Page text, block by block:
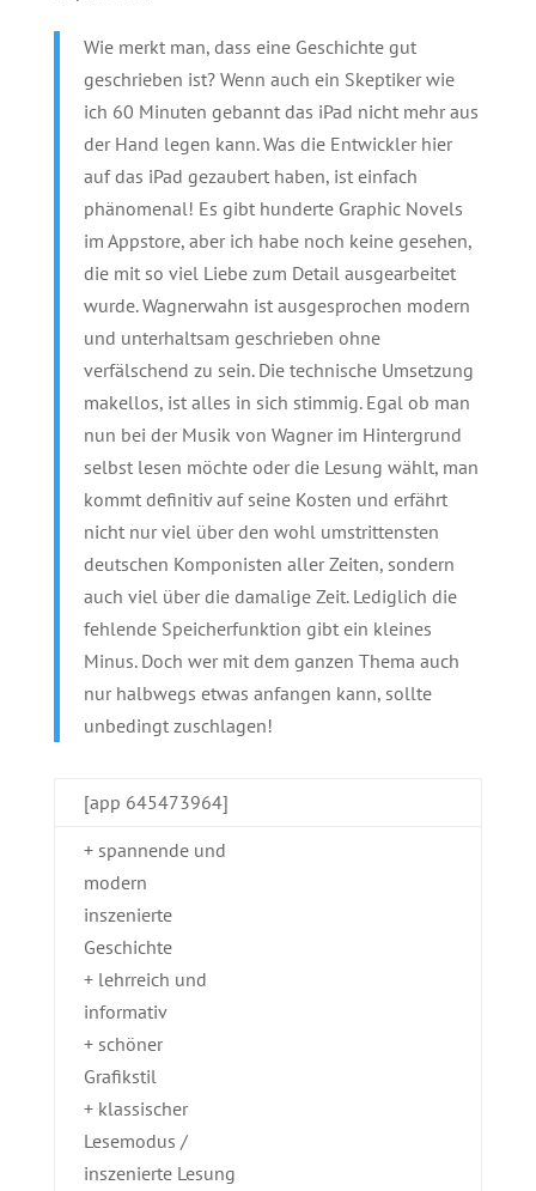
Wie merkt man, dass eine Geschichte gut
geschrieben ist? Wenn auch ein Skeptiker wie
ich 60 Minuten gebannt das iPad nicht mehr aus
der Hand legen kann. Was die Entwickler hier
auf das iPad gezaubert haben, ist einfach
phänomenal! Es gibt hunderte Graphic Novels
im Appstore, aber ich habe noch keine gesehen,
die mit so viel Liebe zum Detail ausgearbeitet
wurde. Wagnerwahn ist ausgesprochen modern
und unterhaltsam geschrieben ohne
verfälschend zu sein. Die technische Umsetzung
makellos, ist alles in sich stimmig. Egal ob man
nun bei der Musik von Wagner im Hintergrund
selbst lesen möchte oder die Lesung wählt, man
kommt definitiv auf seine Kosten und erfährt
nicht nur viel über den wohl umstrittensten
deutschen Komponisten aller Zeiten, sondern
auch viel über die damalige Zeit. Lediglich die
fehlende Speicherfunktion gibt ein kleines
Minus. Doch wer mit dem ganzen Thema auch
nur halbwegs etwas anfangen kann, sollte
unbedingt zuschlagen!
[app 645473964]
+ spannende und
modern
inszenierte
Geschichte
+ lehrreich und
informativ
+ schöner
Grafikstil
+ klassischer
Lesemodus /
inszenierte Lesung